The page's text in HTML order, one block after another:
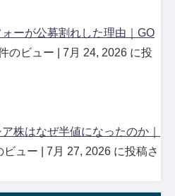
ーが公募割れした理由｜GO
のビュー
7月 24, 2026 に投
株はなぜ半値になったのか｜
ビュー
7月 27, 2026 に投稿さ